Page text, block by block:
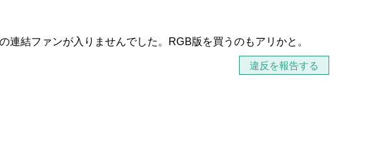
結ファンが入りませんでした。RGB版を買うのもアリかと。
違反を報告する